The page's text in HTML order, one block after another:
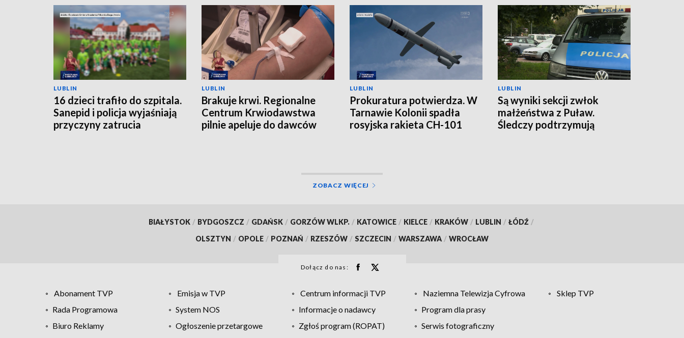
LUBLIN
16 dzieci trafiło do szpitala.
Sanepid i policja wyjaśniają
przyczyny zatrucia
LUBLIN
Brakuje krwi. Regionalne
Centrum Krwiodawstwa
pilnie apeluje do dawców
LUBLIN
Prokuratura potwierdza. W
Tarnawie Kolonii spadła
rosyjska rakieta CH-101
LUBLIN
Są wyniki sekcji zwłok
małżeństwa z Puław.
Śledczy podtrzymują
ZOBACZ WIĘCEJ
BIAŁYSTOK / BYDGOSZCZ / GDAŃSK / GORZÓW WLKP. / KATOWICE / KIELCE / KRAKÓW / LUBLIN / ŁÓDŹ /
OLSZTYN / OPOLE / POZNAŃ / RZESZÓW / SZCZECIN / WARSZAWA / WROCŁAW
Dołącz do nas:
Abonament TVP Emisja w TVP Centrum informacji TVP Naziemna Telewizja Cyfrowa
Sklep TVP
Rada Programowa
System NOS Informacje o nadawcy
Program dla prasy
Biuro Reklamy
Ogłoszenie przetargowe Zgłoś program (ROPAT)
Serwis fotograficzny